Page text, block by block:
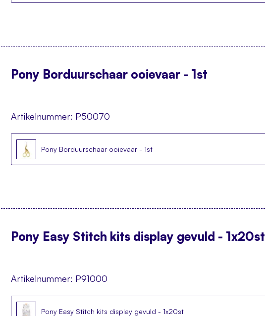
Pony Borduurschaar ooievaar - 1st
Artikelnummer: P50070
Pony Borduurschaar ooievaar - 1st
Pony Easy Stitch kits display gevuld - 1x20st
Artikelnummer: P91000
Pony Easy Stitch kits display gevuld - 1x20st